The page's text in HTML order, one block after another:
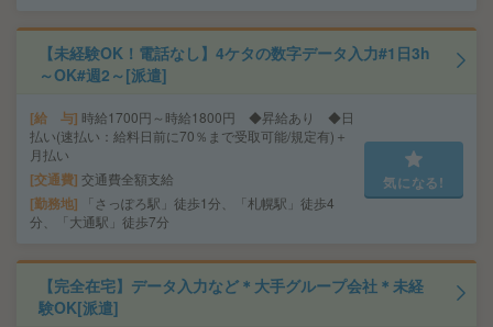
【未経験OK！電話なし】4ケタの数字データ入力#1日3h
～OK#週2～[派遣]
給 与 時給1700円～時給1800円 ◆昇給あり ◆日
払い(速払い：給料日前に70％まで受取可能/規定有)＋
月払い
交通費 交通費全額支給
勤務地
「さっぽろ駅」徒歩1分、「札幌駅」徒歩4
分、「大通駅」徒歩7分
気になる!
【完全在宅】データ入力など＊大手グループ会社＊未経
験OK[派遣]